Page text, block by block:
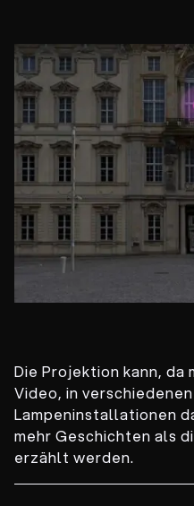
Die Projektion kann,
Video, in
Lampeninstallationen
mehr Geschichten als
erzählt werden.